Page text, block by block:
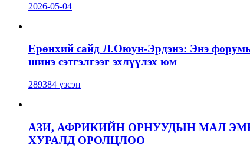
2026-05-04
Ерөнхий сайд Л.Оюун-Эрдэнэ: Энэ
шинэ сэтгэлгээг эхлүүлэх юм
289384 үзсэн
АЗИ, АФРИКИЙН ОРНУУДЫН МАЛ
ХУРАЛД ОРОЛЦЛОО